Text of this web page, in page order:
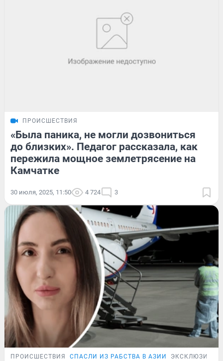
ПРОИСШЕСТВИЯ
«Была паника, не могли дозвониться
до близких». Педагог рассказала, как
пережила мощное землетрясение на
Камчатке
30 июля, 2025, 11:50 4 724 3
ПРОИСШЕСТВИЯ СПАСЛИ ИЗ РАБСТВА В АЗИИ ЭКСКЛЮЗИВ